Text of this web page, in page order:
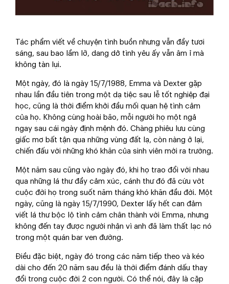
Tác phẩm viết về chuyện tình buồn nhưng vẫn đầy tươi
sáng, sau bao lầm lỡ, dang dở tình yêu ấy vẫn âm ỉ mà
không tàn lụi.
Một ngày, đó là ngày 15/7/1988, Emma và Dexter gặp
nhau lần đầu tiên trong một dạ tiệc sau lễ tốt nghiệp đại
học, cũng là thời điểm khởi đầu mối quan hệ tình cảm
của họ. Không cùng hoài bão, mỗi người họ một ngả
ngay sau cái ngày định mệnh đó. Chàng phiêu lưu cùng
giấc mơ bất tận qua những vùng đất lạ, còn nàng ở lại,
chiến đấu với những khó khăn của sinh viên mới ra trường.
Một năm sau cũng vào ngày đó, khi họ trao đổi với nhau
qua những lá thư đầy cảm xúc, cánh thư đó đã cứu vớt
cuộc đời họ trong suốt năm tháng khó khăn đầu đời. Một
ngày, cũng là ngày 15/7/1990, Dexter lấy hết can đảm
viết lá thư bộc lộ tình cảm chân thành với Emma, nhưng
không đến tay được người nhận vì anh đã làm thất lạc nó
trong một quán bar ven đường.
Điều đặc biệt, ngày đó trong các năm tiếp theo và kéo
dài cho đến 20 năm sau đều là thời điểm đánh dấu thay
đổi trong cuộc đời 2 con người. Có thể nói, đây là cặp